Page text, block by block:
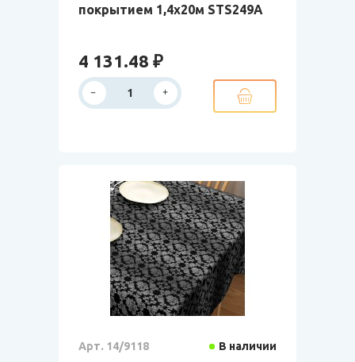
покрытием 1,4х20м STS249A
4 131.48 ₽
Арт. 14/9118 В наличии